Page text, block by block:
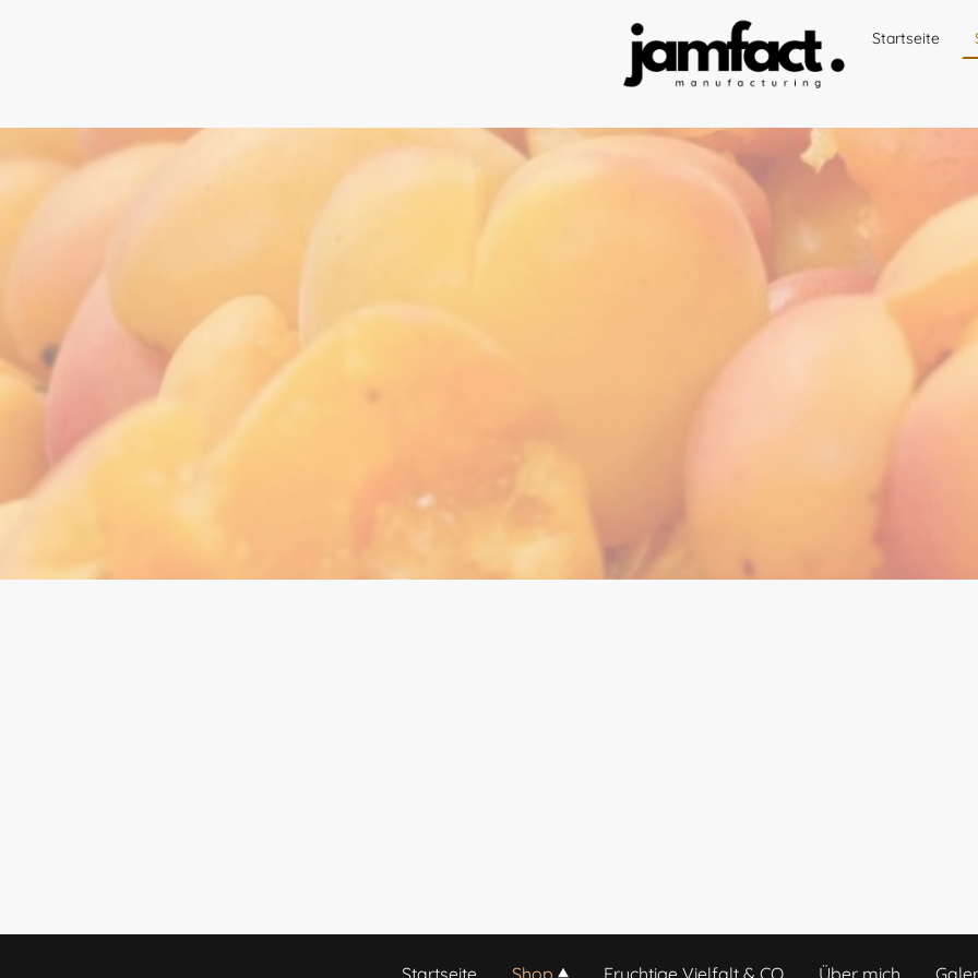
Startseite
Startseite Shop Fruchtige Vielfalt & CO Über mich